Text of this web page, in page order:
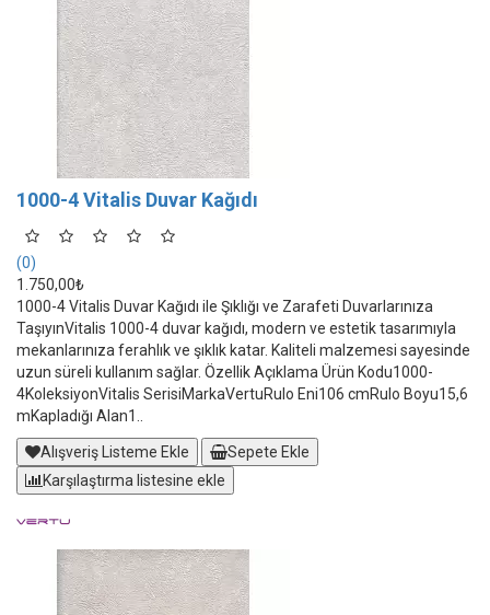
1000-4 Vitalis Duvar Kağıdı
(0)
1.750,00₺
1000-4 Vitalis Duvar Kağıdı ile Şıklığı ve Zarafeti Duvarlarınıza
TaşıyınVitalis 1000-4 duvar kağıdı, modern ve estetik tasarımıyla
mekanlarınıza ferahlık ve şıklık katar. Kaliteli malzemesi sayesinde
uzun süreli kullanım sağlar. Özellik Açıklama Ürün Kodu1000-
4KoleksiyonVitalis SerisiMarkaVertuRulo Eni106 cmRulo Boyu15,6
mKapladığı Alan1..
Alışveriş Listeme Ekle
Sepete Ekle
Karşılaştırma listesine ekle